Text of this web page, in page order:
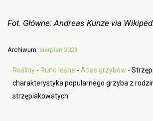
Fot. Główne: Andreas Kunze via
Archiwum: sierpień 2023
Rośliny - Runo leśne - Atlas grzybów -
charakterystyka popularnego grzyba z
strzępiakowatych